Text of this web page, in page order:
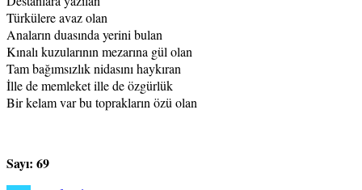
Türkülere avaz olan
Anaların duasında yerini bulan
Kınalı kuzularının mezarına gül olan
Tam bağımsızlık nidasını haykıran
İlle de memleket ille de özgürlük
Bir kelam var bu toprakların özü olan
Sayı: 69